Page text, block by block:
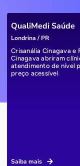
QualiMedi Saúde
Londrina / PR
Crisanália Cinagava e
Cinagava abriram
atendimento de nível
preço acessível
Saiba mais